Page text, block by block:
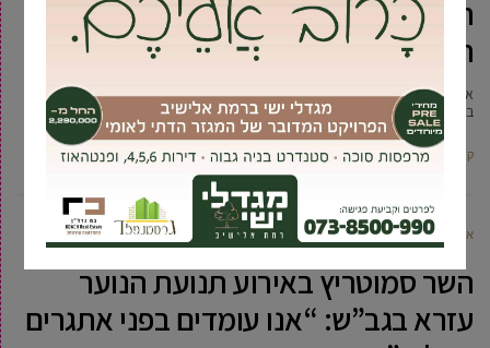
חודשיים: תנועות הנוער בגבעת שמואל
חזרו לפעילות
אחרי הפסקה של למעלה מחודשיים שנכפתה על חניכי תנועות ומועדוני הנוער
בגבעת שמואל, השבוע חזרו בני הנוער לפעילות כמעט מלאה.
קרא עוד ←
אביחי טבק 15 דצמבר, 2019
השר סמוטריץ באירוע תנועת הנוער
עזרא בגב”ש: “אנו עומדים בפני אתגרים